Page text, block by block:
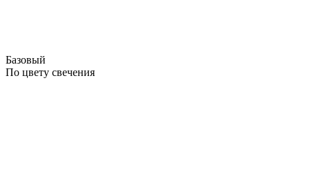
Базовый
По цвету свечения